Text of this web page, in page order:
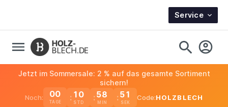
Service
Noch: 00
TAGE
10 58 51
Jetzt im Sommersale: 2 % auf das gesamte Sortiment
sichern!
Code:HOLZBLECH